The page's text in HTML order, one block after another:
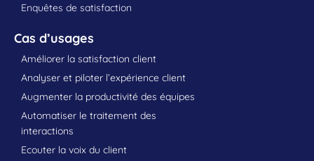
Enquêtes de satisfaction
Cas d’usages
Améliorer la satisfaction client
Analyser et piloter l’expérience client
Augmenter la productivité des équipes
Automatiser le traitement des
interactions
Ecouter la voix du client